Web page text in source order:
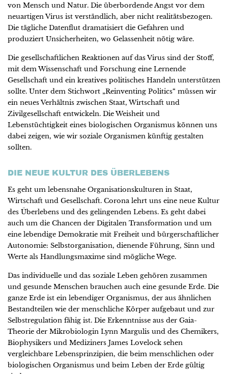
von Mensch und Natur. Die überbordende Angst vor dem
neuartigen Virus ist verständlich, aber nicht realitätsbezogen.
Die tägliche Datenflut dramatisiert die Gefahren und
produziert Unsicherheiten, wo Gelassenheit nötig wäre.
Die gesellschaftlichen Reaktionen auf das Virus sind der Stoff,
mit dem Wissenschaft und Forschung eine Lernende
Gesellschaft und ein kreatives politisches Handeln unterstützen
sollte. Unter dem Stichwort „Reinventing Politics“ müssen wir
ein neues Verhältnis zwischen Staat, Wirtschaft und
Zivilgesellschaft entwickeln. Die Weisheit und
Lebenstüchtigkeit eines biologischen Organismus können uns
dabei zeigen, wie wir soziale Organismen künftig gestalten
sollten.
DIE NEUE KULTUR DES ÜBERLEBENS
Es geht um lebensnahe Organisationskulturen in Staat,
Wirtschaft und Gesellschaft. Corona lehrt uns eine neue Kultur
des Überlebens und des gelingenden Lebens. Es geht dabei
auch um die Chancen der Digitalen Transformation und um
eine lebendige Demokratie mit Freiheit und bürgerschaftlicher
Autonomie: Selbstorganisation, dienende Führung, Sinn und
Werte als Handlungsmaxime sind mögliche Wege.
Das individuelle und das soziale Leben gehören zusammen
und gesunde Menschen brauchen auch eine gesunde Erde. Die
ganze Erde ist ein lebendiger Organismus, der aus ähnlichen
Bestandteilen wie der menschliche Körper aufgebaut und zur
Selbstregulation fähig ist. Die Erkenntnisse aus der Gaia-
Theorie der Mikrobiologin Lynn Margulis und des Chemikers,
Biophysikers und Mediziners James Lovelock sehen
vergleichbare Lebensprinzipien, die beim menschlichen oder
biologischen Organismus und beim Leben der Erde gültig